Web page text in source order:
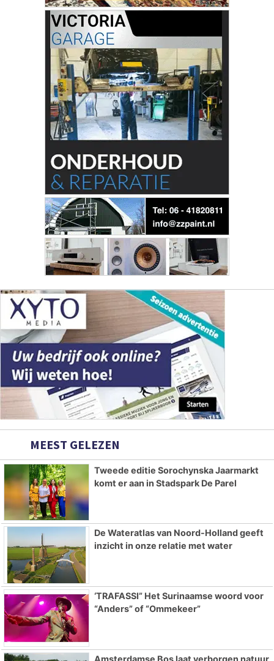
MEEST GELEZEN
Tweede editie Sorochynska Jaarmarkt
komt er aan in Stadspark De Parel
De Wateratlas van Noord-Holland geeft
inzicht in onze relatie met water
‘TRAFASSI” Het Surinaamse woord voor
“Anders” of “Ommekeer”
Amsterdamse Bos laat verborgen natuur